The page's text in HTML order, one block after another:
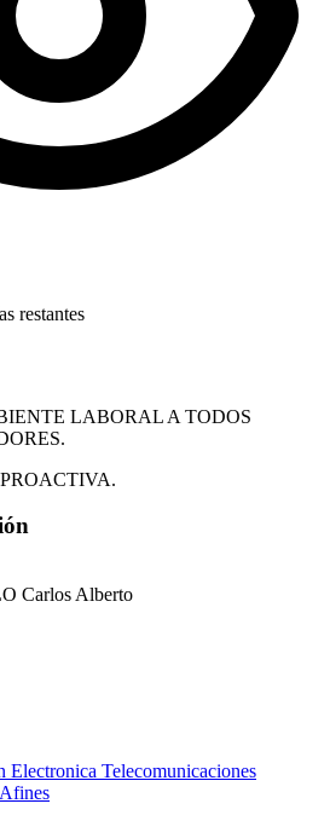
restantes
LABORAL A TODOS
Carlos Alberto
Electronica Telecomunicaciones